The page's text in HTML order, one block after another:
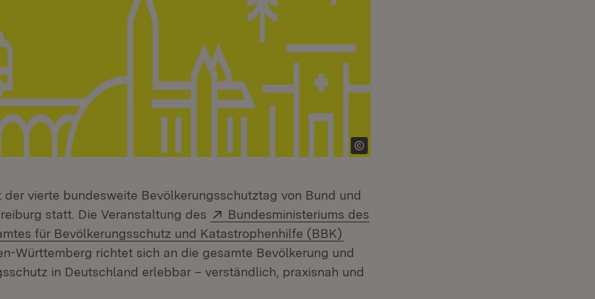
der vierte bundesweite Bevölkerungsschutztag von Bund und
statt. Die Veranstaltung des
Extern:
Bundesministeriums des
Fenster)für Bevölkerungsschutz und Katastrophenhilfe (BBK)
Württemberg richtet sich an die gesamte Bevölkerung und
in Deutschland erlebbar – verständlich, praxisnah und